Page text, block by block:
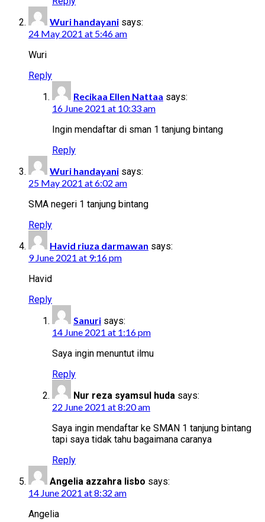
Wuri handayani says:
24 May 2021 at 5:46 am
Wuri
Reply
Recikaa Ellen Nattaa says:
16 June 2021 at 10:33 am
Ingin mendaftar di sman 1 tanjung bintang
Reply
Wuri handayani says:
25 May 2021 at 6:02 am
SMA negeri 1 tanjung bintang
Reply
Havid riuza darmawan says:
9 June 2021 at 9:16 pm
Havid
Reply
Sanuri says:
14 June 2021 at 1:16 pm
Saya ingin menuntut ilmu
Reply
Nur reza syamsul huda says:
22 June 2021 at 8:20 am
Saya ingin mendaftar ke SMAN 1 tanjung bintang
tapi saya tidak tahu bagaimana caranya
Reply
Angelia azzahra lisbo says:
14 June 2021 at 8:32 am
Angelia